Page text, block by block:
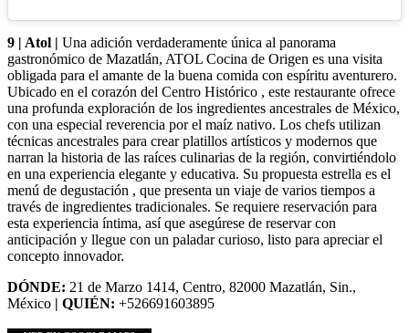
9 | Atol | Una adición verdaderamente única al panorama
gastronómico de Mazatlán, ATOL Cocina de Origen es una visita
obligada para el amante de la buena comida con espíritu aventurero.
Ubicado en el corazón del Centro Histórico , este restaurante ofrece
una profunda exploración de los ingredientes ancestrales de México,
con una especial reverencia por el maíz nativo. Los chefs utilizan
técnicas ancestrales para crear platillos artísticos y modernos que
narran la historia de las raíces culinarias de la región, convirtiéndolo
en una experiencia elegante y educativa. Su propuesta estrella es el
menú de degustación , que presenta un viaje de varios tiempos a
través de ingredientes tradicionales. Se requiere reservación para
esta experiencia íntima, así que asegúrese de reservar con
anticipación y llegue con un paladar curioso, listo para apreciar el
concepto innovador.
DÓNDE: 21 de Marzo 1414, Centro, 82000 Mazatlán, Sin.,
México | QUIÉN: +526691603895